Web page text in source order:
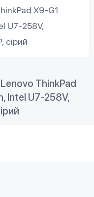
X9-G1
U7-258V,
сірий
ThinkPad
Intel U7-258V,